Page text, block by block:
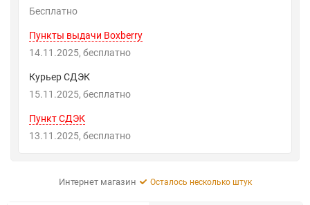
Бесплатно
Пункты выдачи Boxberry
14.11.2025
Бесплатно
Курьер СДЭК
15.11.2025
Бесплатно
Пункт СДЭК
13.11.2025
Бесплатно
Интернет магазин Осталось несколько штук